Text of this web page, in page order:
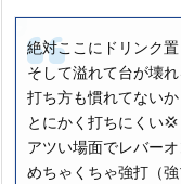
絶対ここにドリンク
そして溢れて台が壊
打ち方も慣れてない
とにかく打ちにくい💢
アツい場面でレバー
めちゃくちゃ強打（